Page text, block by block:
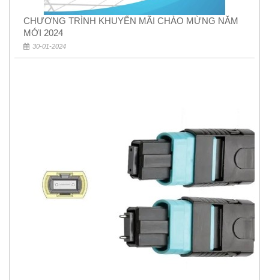
CHƯƠNG TRÌNH KHUYẾN MÃI CHÀO MỪNG NĂM
MỚI 2024
30-01-2024